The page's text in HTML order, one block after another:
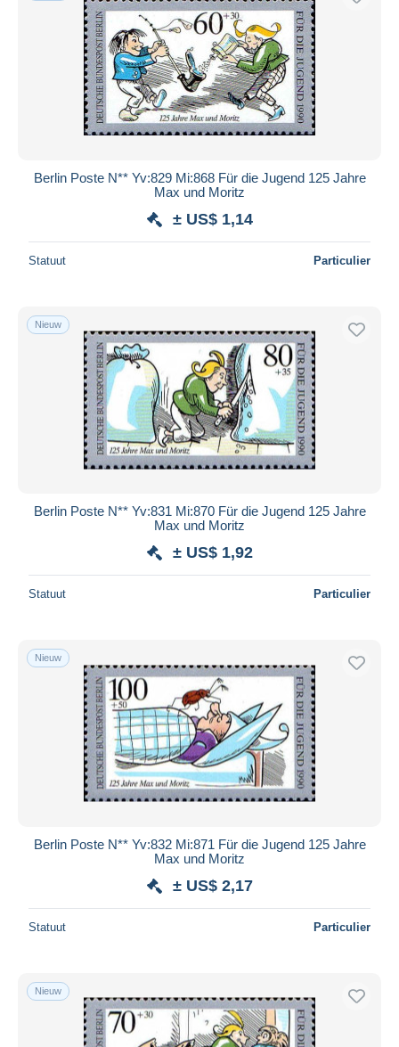
Berlin Poste N** Yv:829 Mi:868 Für die Jugend 125 Jahre
Max und Moritz
± US$ 1,14
Statuut Particulier
Nieuw
Berlin Poste N** Yv:831 Mi:870 Für die Jugend 125 Jahre
Max und Moritz
± US$ 1,92
Statuut Particulier
Nieuw
Berlin Poste N** Yv:832 Mi:871 Für die Jugend 125 Jahre
Max und Moritz
± US$ 2,17
Statuut Particulier
Nieuw